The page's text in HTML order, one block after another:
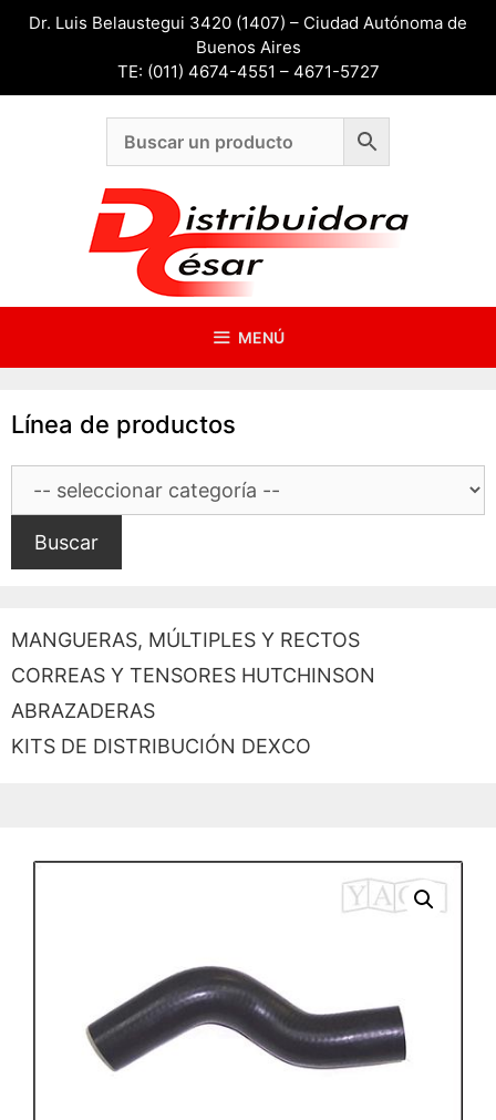
SaltarDr. Luis Belaustegui 3420 (1407) – Ciudad Autónoma de
Buenos Aires
TE: (011) 4674-4551 – 4671-5727
MENÚ
Línea de productos
Buscar
MANGUERAS, MÚLTIPLES Y RECTOS
CORREAS Y TENSORES HUTCHINSON
ABRAZADERAS
KITS DE DISTRIBUCIÓN DEXCO